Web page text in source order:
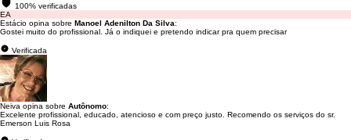
100% verificadas
EA
Estácio opina sobre Manoel Adenilton Da Silva:
Gostei muito do profissional. Já o indiquei e pretendo indicar pra quem precisar
Verificada
Neiva opina sobre Autônomo:
Excelente profissional, educado, atencioso e com preço justo. Recomendo os serviços do sr.
Emerson Luis Rosa